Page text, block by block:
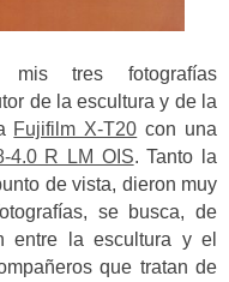
tres fotografías
de la escultura y de la
Fujifilm X-T20 con una
4.0 R LM OIS. Tanto la
de vista, dieron muy
se busca, de
entre la escultura y el
que tratan de